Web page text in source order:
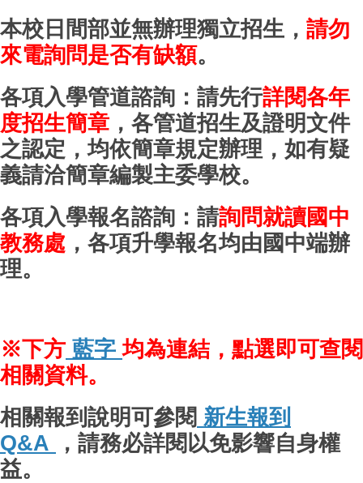
本校日間部並無辦理獨立招生， 請勿
來電詢問是否有缺額。
各項入學管道諮詢：請先行詳閱各年
度招生簡章 ，各管道招生及證明文件
之認定，均依簡章規定辦理，如有疑
義請洽簡章編製主委學校。
各項入學報名諮詢：請詢問就讀國中
教務處 ，各項升學報名均由國中端辦
理。
※下方 藍字均為連結，點選即可查閱
相關資料。
相關報到說明可參閱 新生報到
Q&A
，請務必詳閱以免影響自身權
益。